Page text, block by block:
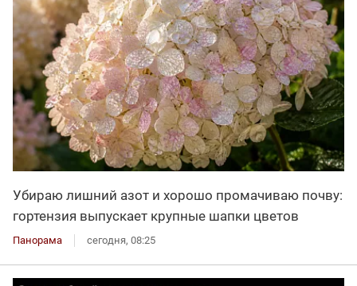
Убираю лишний азот и хорошо промачиваю почву:
гортензия выпускает крупные шапки цветов
Панорама сегодня, 08:25